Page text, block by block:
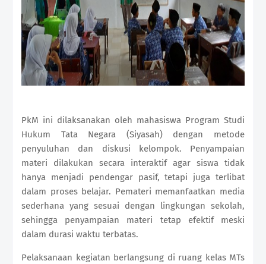
PkM ini dilaksanakan oleh mahasiswa Program Studi
Hukum Tata Negara (Siyasah) dengan metode
penyuluhan dan diskusi kelompok. Penyampaian
materi dilakukan secara interaktif agar siswa tidak
hanya menjadi pendengar pasif, tetapi juga terlibat
dalam proses belajar. Pemateri memanfaatkan media
sederhana yang sesuai dengan lingkungan sekolah,
sehingga penyampaian materi tetap efektif meski
dalam durasi waktu terbatas.
Pelaksanaan kegiatan berlangsung di ruang kelas MTs